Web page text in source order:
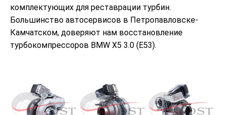
комплектующих для реставрации турбин.
Большинство автосервисов в Петропавловске-
Камчатском, доверяют нам восстановление
турбокомпрессоров BMW X5 3.0 (E53).